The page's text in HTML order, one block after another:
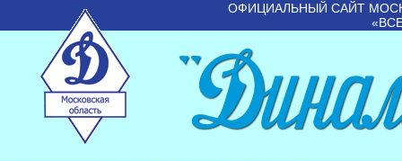
ОФИЦИАЛЬНЫЙ САЙТ